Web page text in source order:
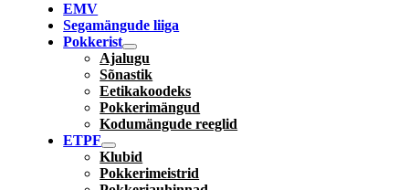
EMV
Segamängude liiga
Pokkerist
Ajalugu
Sõnastik
Eetikakoodeks
Pokkerimängud
Kodumängude reeglid
ETPF
Klubid
Pokkerimeistrid